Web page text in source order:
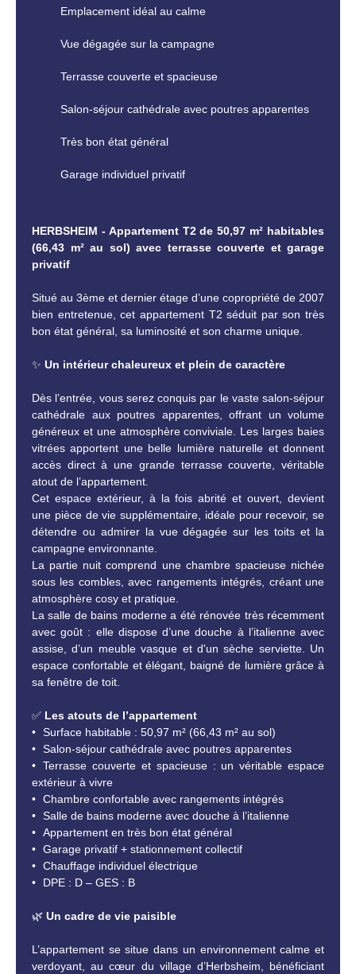
Emplacement idéal au calme
Vue dégagée sur la campagne
Terrasse couverte et spacieuse
Salon-séjour cathédrale avec poutres apparentes
Très bon état général
Garage individuel privatif
HERBSHEIM - Appartement T2 de 50,97 m² habitables
(66,43 m² au sol) avec terrasse couverte et garage
privatif
Situé au 3ème et dernier étage d’une copropriété de 2007
bien entretenue, cet appartement T2 séduit par son très
bon état général, sa luminosité et son charme unique.
✨ Un intérieur chaleureux et plein de caractère
Dès l’entrée, vous serez conquis par le vaste salon-séjour
cathédrale aux poutres apparentes, offrant un volume
généreux et une atmosphère conviviale. Les larges baies
vitrées apportent une belle lumière naturelle et donnent
accès direct à une grande terrasse couverte, véritable
atout de l’appartement.
Cet espace extérieur, à la fois abrité et ouvert, devient
une pièce de vie supplémentaire, idéale pour recevoir, se
détendre ou admirer la vue dégagée sur les toits et la
campagne environnante.
La partie nuit comprend une chambre spacieuse nichée
sous les combles, avec rangements intégrés, créant une
atmosphère cosy et pratique.
La salle de bains moderne a été rénovée très récemment
avec goût : elle dispose d’une douche à l’italienne avec
assise, d’un meuble vasque et d'un sèche serviette. Un
espace confortable et élégant, baigné de lumière grâce à
sa fenêtre de toit.
✅ Les atouts de l’appartement
Surface habitable : 50,97 m² (66,43 m² au sol)
Salon-séjour cathédrale avec poutres apparentes
Terrasse couverte et spacieuse : un véritable espace
extérieur à vivre
Chambre confortable avec rangements intégrés
Salle de bains moderne avec douche à l’italienne
Appartement en très bon état général
Garage privatif + stationnement collectif
Chauffage individuel électrique
DPE : D – GES : B
🌿 Un cadre de vie paisible
L’appartement se situe dans un environnement calme et
verdoyant, au cœur du village d’Herbsheim, bénéficiant